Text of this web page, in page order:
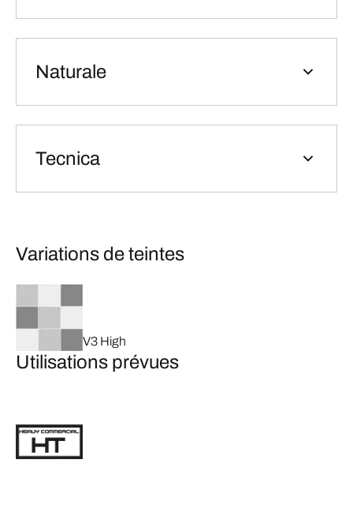
Naturale
Tecnica
Variations de teintes
V3 High
Utilisations prévues